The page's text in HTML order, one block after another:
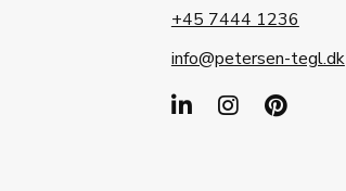
+45 7444 1236
info@petersen-tegl.dk